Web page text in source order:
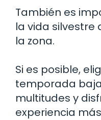
También es
la vida silvestre
la zona.
Si es posible,
temporada
multitudes y
experiencia